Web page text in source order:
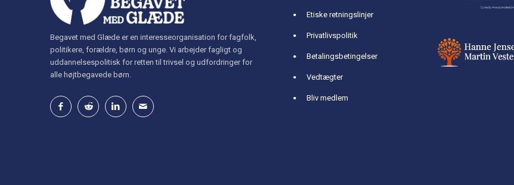
Begavet med Glæde er en interesseorganisation for fagfolk,
politikere, forældre, børn og unge. Vi arbejder fagligt og
uddannelsespolitisk for retten til trivsel og udfordringer for
alle højtbegavede børn.
Etiske retningslinjer
Privatlivspolitik
Betalingsbetingelser
Vedtægter
Bliv medlem